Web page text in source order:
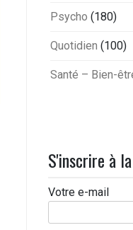
Psycho (180)
Quotidien (100)
Santé – Bien-
S'inscrire à
Votre e-mail